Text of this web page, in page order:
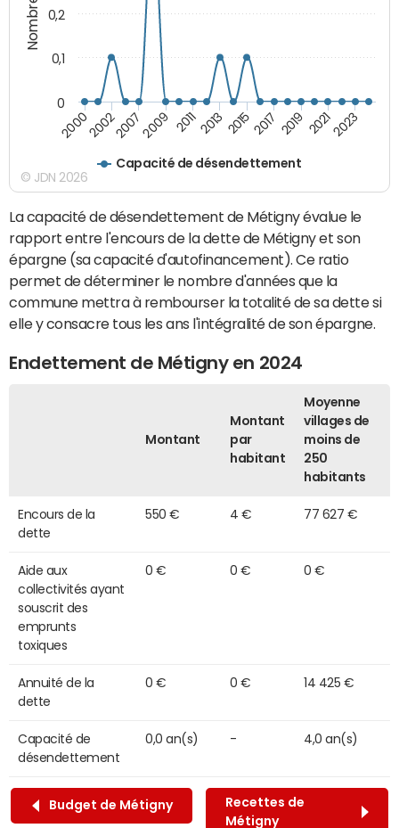
Capacité de désendettement
2000200220072009 20112013 20152017 2019 20212023
0
0,1
0,2
© JDN 2026
La capacité de désendettement de Métigny évalue le
rapport entre l'encours de la dette de Métigny et son
épargne (sa capacité d'autofinancement). Ce ratio
permet de déterminer le nombre d'années que la
commune mettra à rembourser la totalité de sa dette si
elle y consacre tous les ans l'intégralité de son épargne.
Endettement de Métigny en 2024
Montant
Montant
par
habitant
Moyenne
villages de
moins de
250
habitants
Encours de la
dette
550 € 4 € 77 627 €
Aide aux
collectivités ayant
souscrit des
emprunts
toxiques
0 € 0 € 0 €
Annuité de la
dette
0 € 0 € 14 425 €
Capacité de
désendettement
0,0 an(s) - 4,0 an(s)
Budget de Métigny
Recettes de
Métigny